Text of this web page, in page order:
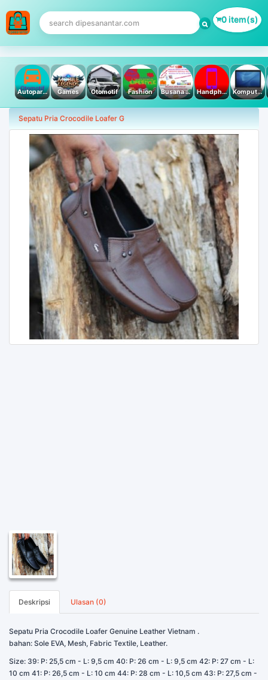
0 item(s)
Autoparts Games Otomotif Fashion Busana Muslim Handphone & Tablet Komputer PC & Laptop
Sepatu Pria Crocodile Loafer G
Deskripsi Ulasan (0)
Sepatu Pria Crocodile Loafer Genuine Leather Vietnam .
bahan: Sole EVA, Mesh, Fabric Textile, Leather.
Size: 39: P: 25,5 cm - L: 9,5 cm 40: P: 26 cm - L: 9,5 cm 42: P: 27 cm - L:
10 cm 41: P: 26,5 cm - L: 10 cm 44: P: 28 cm - L: 10,5 cm 43: P: 27,5 cm -